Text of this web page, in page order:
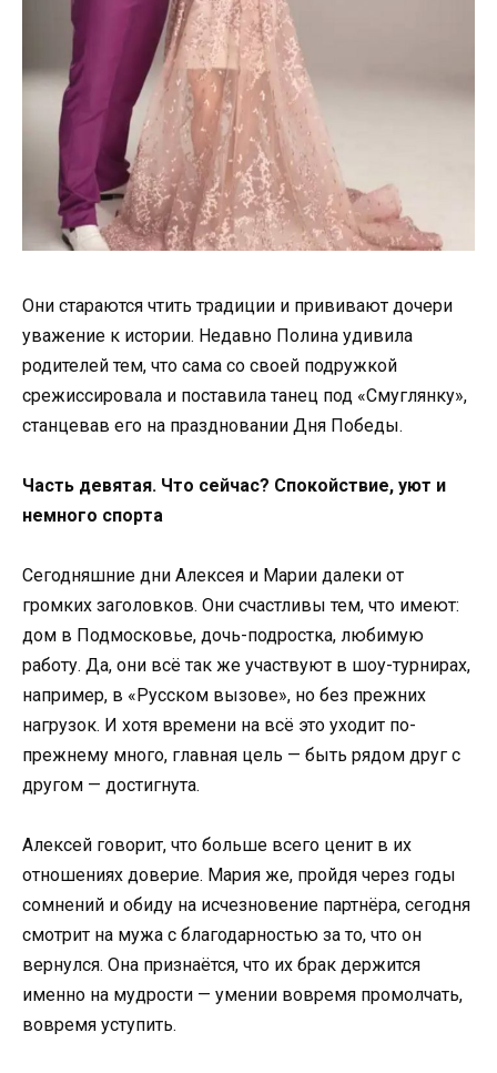
Они стараются чтить традиции и прививают дочери
уважение к истории. Недавно Полина удивила
родителей тем, что сама со своей подружкой
срежиссировала и поставила танец под «Смуглянку»,
станцевав его на праздновании Дня Победы.
Часть девятая. Что сейчас? Спокойствие, уют и
немного спорта
Сегодняшние дни Алексея и Марии далеки от
громких заголовков. Они счастливы тем, что имеют:
дом в Подмосковье, дочь-подростка, любимую
работу. Да, они всё так же участвуют в шоу-турнирах,
например, в «Русском вызове», но без прежних
нагрузок. И хотя времени на всё это уходит по-
прежнему много, главная цель — быть рядом друг с
другом — достигнута.
Алексей говорит, что больше всего ценит в их
отношениях доверие. Мария же, пройдя через годы
сомнений и обиду на исчезновение партнёра, сегодня
смотрит на мужа с благодарностью за то, что он
вернулся. Она признаётся, что их брак держится
именно на мудрости — умении вовремя промолчать,
вовремя уступить.